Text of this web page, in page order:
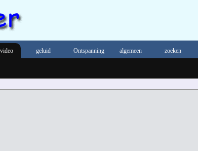
geluid Ontspanning algemeen zoeken